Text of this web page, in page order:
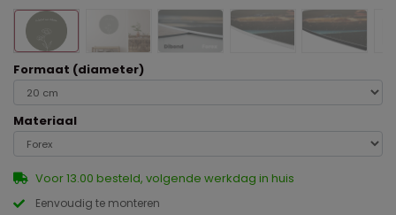
Eenvoudig te monteren
Formaat (diameter)
Materiaal
Voor 13.00 besteld, volgende werkdag in huis